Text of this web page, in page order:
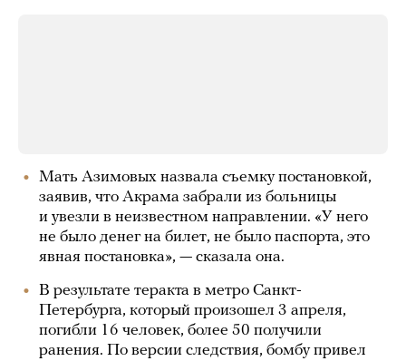
Мать Азимовых назвала съемку постановкой,
заявив, что Акрама забрали из больницы
и увезли в неизвестном направлении. «У него
не было денег на билет, не было паспорта, это
явная постановка», — сказала она.
В результате теракта в метро Санкт-
Петербурга, который произошел 3 апреля,
погибли 16 человек, более 50 получили
ранения. По версии следствия, бомбу привел